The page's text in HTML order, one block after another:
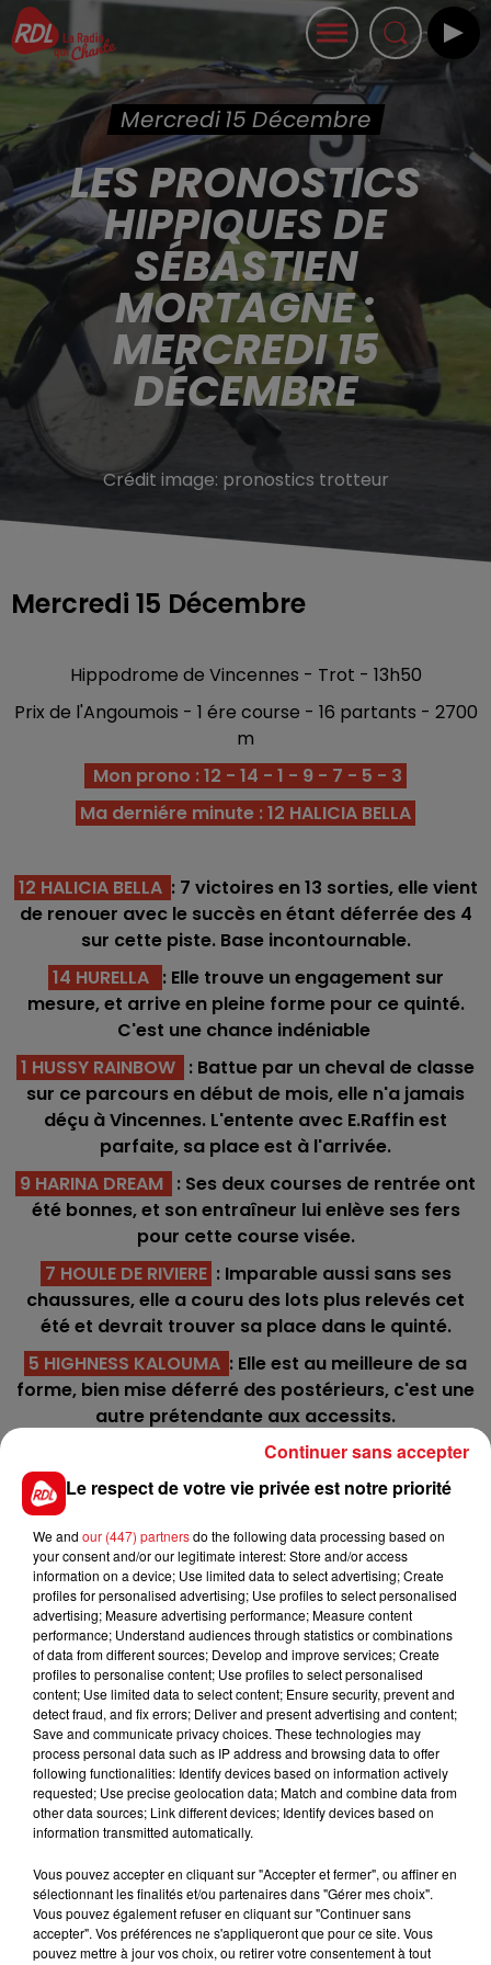
Mercredi 15 Décembre
LES PRONOSTICS
HIPPIQUES DE
SÉBASTIEN
MORTAGNE :
MERCREDI 15
DÉCEMBRE
Crédit image: pronostics trotteur
Mercredi 15 Décembre
Hippodrome de Vincennes - Trot - 13h50
Prix de l'Angoumois - 1 ére course - 16 partants - 2700
m
Mon prono : 12 - 14 - 1 - 9 - 7 - 5 - 3
Ma derniére minute : 12 HALICIA BELLA
12 HALICIA BELLA : 7 victoires en 13 sorties, elle vient
de renouer avec le succès en étant déferrée des 4
sur cette piste. Base incontournable.
14 HURELLA : Elle trouve un engagement sur
mesure, et arrive en pleine forme pour ce quinté.
C'est une chance indéniable
1 HUSSY RAINBOW : Battue par un cheval de classe
sur ce parcours en début de mois, elle n'a jamais
déçu à Vincennes. L'entente avec E.Raffin est
parfaite, sa place est à l'arrivée.
9 HARINA DREAM : Ses deux courses de rentrée ont
été bonnes, et son entraîneur lui enlève ses fers
pour cette course visée.
7 HOULE DE RIVIERE : Imparable aussi sans ses
chaussures, elle a couru des lots plus relevés cet
été et devrait trouver sa place dans le quinté.
5 HIGHNESS KALOUMA : Elle est au meilleure de sa
forme, bien mise déferré des postérieurs, c'est une
autre prétendante aux accessits.
: Avec elle ça sera une question
de parcours, il faut impérativement la couri cachée.
De ce fait, on peut l'aviser pour une 5éme place.
************************
En direct des pistes :
Vincennes (R1) : 802 EL MAGNIFICO DE LOU
FILS D'ACTUS
15 juillet 2026
Le respect de votre vie privée est notre priorité
We and our (447) partnersdo the following data processing based on
your consent and/or our legitimate interest: Store and/or access
information on a device; Use limited data to select advertising; Create
profiles for personalised advertising; Use profiles to select personalised
advertising; Measure advertising performance; Measure content
performance; Understand audiences through statistics or combinations
of data from different sources; Develop and improve services; Create
profiles to personalise content; Use profiles to select personalised
content; Use limited data to select content; Ensure security, prevent and
detect fraud, and fix errors; Deliver and present advertising and content;
Save and communicate privacy choices. These technologies may
process personal data such as IP address and browsing data to offer
following functionalities: Identify devices based on information actively
requested; Use precise geolocation data; Match and combine data from
other data sources; Link different devices; Identify devices based on
information transmitted automatically.
Vous pouvez accepter en cliquant sur "Accepter et fermer", ou affiner en
sélectionnant les finalités et/ou partenaires dans "Gérer mes choix".
Vous pouvez également refuser en cliquant sur "Continuer sans
accepter". Vos préférences ne s'appliqueront que pour ce site. Vous
pouvez mettre à jour vos choix, ou retirer votre consentement à tout
Continuer sans accepter